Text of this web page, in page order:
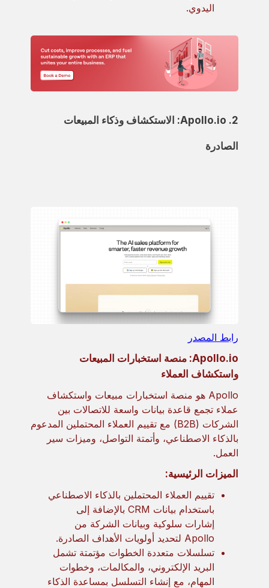
اليدوي.
2. Apollo.io: الاستكشاف وذكاء المبيعات
الصادرة
رابط المصدر
Apollo.io: منصة استخبارات المبيعات
واستكشاف العملاء
Apollo هو منصة استخبارات مبيعات واستكشاف
عملاء تجمع قاعدة بيانات واسعة للاتصالات بين
الشركات (B2B) مع تقييم العملاء المحتملين المدعوم
بالذكاء الاصطناعي، وأتمتة التواصل، وميزات سير
العمل.
الميزات الرئيسية:
تقييم العملاء المحتملين بالذكاء الاصطناعي
باستخدام بيانات CRM بالإضافة إلى
إشارات سلوكية وبيانات الشركة من
Apollo لتحديد أولويات الأهداف الصادرة.
تسلسلات متعددة الخطوات مؤتمتة تشمل
البريد الإلكتروني، والمكالمات، وخطوات
المهام، مع إنشاء التسلسل بمساعدة الذكاء